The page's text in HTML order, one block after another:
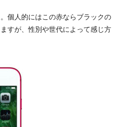
個人的にはこの赤ならブラックの
すが、性別や世代によって感じ方